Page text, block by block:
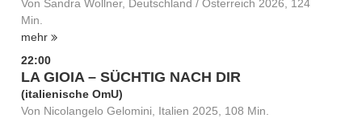
Von Sandra Wollner, Deutschland / Österreich 2026, 124
Min.
mehr
22:00
LA GIOIA – SÜCHTIG NACH DIR
(italienische OmU)
Von Nicolangelo Gelomini, Italien 2025, 108 Min.